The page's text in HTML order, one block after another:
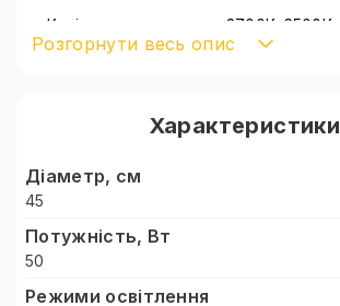
Колірна температура: 2700К-6500К
Індекс передачі кольору: >90
Штатив регулюється 68-210 см
3 тримачі
Розгорнути весь опис
Характеристики
Діаметр, см
45
Потужність, Вт
50
Режими освітлення